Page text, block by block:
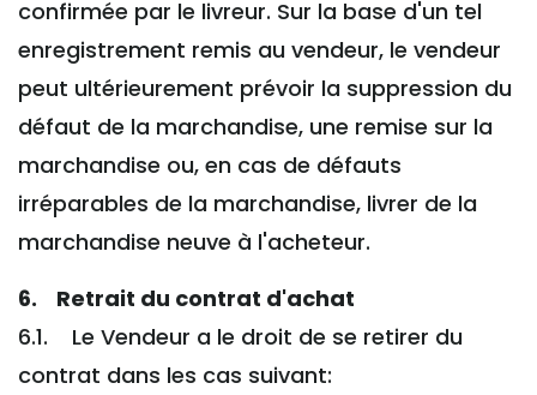
confirmée par le livreur. Sur la base d'un tel
enregistrement remis au vendeur, le vendeur
peut ultérieurement prévoir la suppression du
défaut de la marchandise, une remise sur la
marchandise ou, en cas de défauts
irréparables de la marchandise, livrer de la
marchandise neuve à l'acheteur.
6. Retrait du contrat d'achat
6.1. Le Vendeur a le droit de se retirer du
contrat dans les cas suivant: